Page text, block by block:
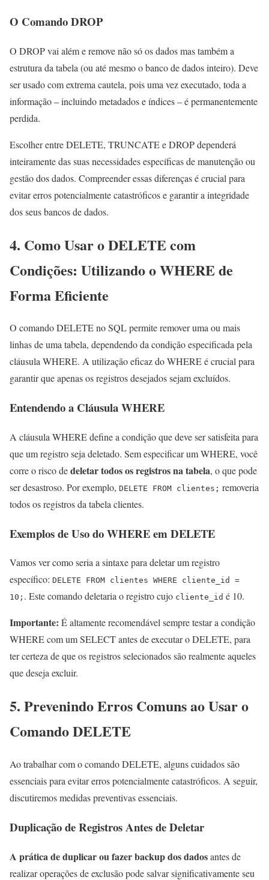
O Comando DROP
O DROP vai além e remove não só os dados mas também a
estrutura da tabela (ou até mesmo o banco de dados inteiro). Deve
ser usado com extrema cautela, pois uma vez executado, toda a
informação – incluindo metadados e índices – é permanentemente
perdida.
Escolher entre DELETE, TRUNCATE e DROP dependerá
inteiramente das suas necessidades específicas de manutenção ou
gestão dos dados. Compreender essas diferenças é crucial para
evitar erros potencialmente catastróficos e garantir a integridade
dos seus bancos de dados.
4. Como Usar o DELETE com
Condições: Utilizando o WHERE de
Forma Eficiente
O comando DELETE no SQL permite remover uma ou mais
linhas de uma tabela, dependendo da condição especificada pela
cláusula WHERE. A utilização eficaz do WHERE é crucial para
garantir que apenas os registros desejados sejam excluídos.
Entendendo a Cláusula WHERE
A cláusula WHERE define a condição que deve ser satisfeita para
que um registro seja deletado. Sem especificar um WHERE, você
corre o risco dedeletar todos os registros na tabela, o que pode
ser desastroso. Por exemplo, DELETE FROM clientes; removeria
todos os registros da tabela clientes.
Exemplos de Uso do WHERE em DELETE
Vamos ver como seria a sintaxe para deletar um registro
específico: DELETE FROM clientes WHERE cliente_id =
10; . Este comando deletaria o registro cujo cliente_id é 10.
Importante: É altamente recomendável sempre testar a condição
WHERE com um SELECT antes de executar o DELETE, para
ter certeza de que os registros selecionados são realmente aqueles
que deseja excluir.
5. Prevenindo Erros Comuns ao Usar o
Comando DELETE
Ao trabalhar com o comando DELETE, alguns cuidados são
essenciais para evitar erros potencialmente catastróficos. A seguir,
discutiremos medidas preventivas essenciais.
Duplicação de Registros Antes de Deletar
A prática de duplicar ou fazer backup dos dadosantes de
realizar operações de exclusão pode salvar significativamente seu